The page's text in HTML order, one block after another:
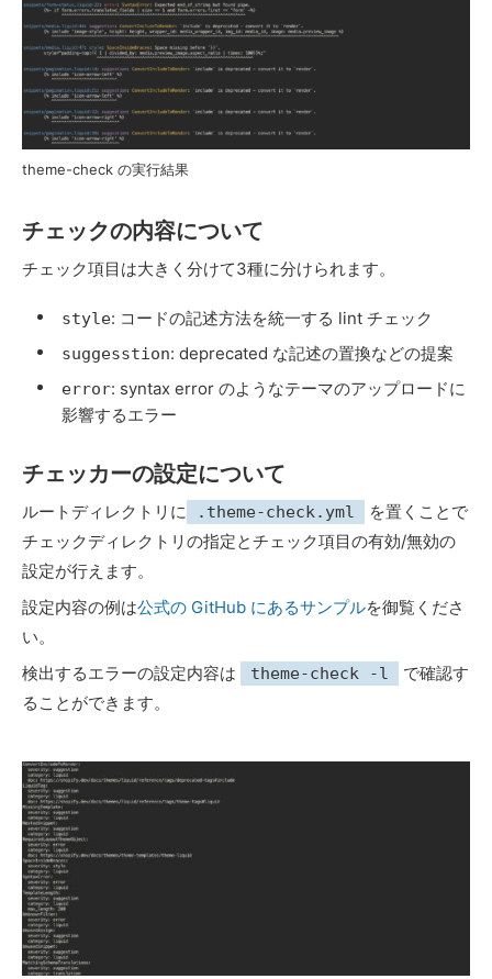
theme-check の実行結果
チェックの内容について
チェック項目は大きく分けて3種に分けられます。
style: コードの記述方法を統一する lint チェック
suggesstion: deprecated な記述の置換などの提案
error: syntax error のようなテーマのアップロードに
影響するエラー
チェッカーの設定について
ルートディレクトリに .theme-check.yml
を置くことで
チェックディレクトリの指定とチェック項目の有効/無効の
設定が行えます。
設定内容の例は公式の GitHub にあるサンプルを御覧くださ
い。
検出するエラーの設定内容は
theme-check -l
で確認す
ることができます。